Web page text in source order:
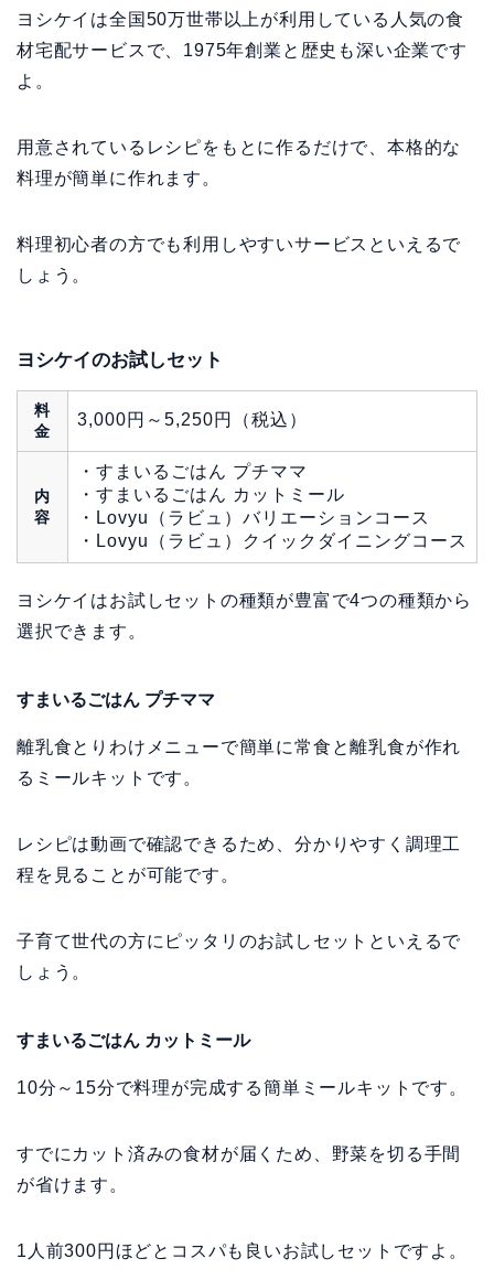
ヨシケイは全国50万世帯以上が利用している人気の食
材宅配サービスで、1975年創業と歴史も深い企業です
よ。
用意されているレシピをもとに作るだけで、本格的な
料理が簡単に作れます。
料理初心者の方でも利用しやすいサービスといえるで
しょう。
ヨシケイのお試しセット
料
金
3,000円～5,250円（税込）
内
容
・すまいるごはん プチママ
・すまいるごはん カットミール
・Lovyu（ラビュ）バリエーションコース
・Lovyu（ラビュ）クイックダイニングコース
ヨシケイはお試しセットの種類が豊富で4つの種類から
選択できます。
すまいるごはん プチママ
離乳食とりわけメニューで簡単に常食と離乳食が作れ
るミールキットです。
レシピは動画で確認できるため、分かりやすく調理工
程を見ることが可能です。
子育て世代の方にピッタリのお試しセットといえるで
しょう。
すまいるごはん カットミール
10分～15分で料理が完成する簡単ミールキットです。
すでにカット済みの食材が届くため、野菜を切る手間
が省けます。
1人前300円ほどとコスパも良いお試しセットですよ。